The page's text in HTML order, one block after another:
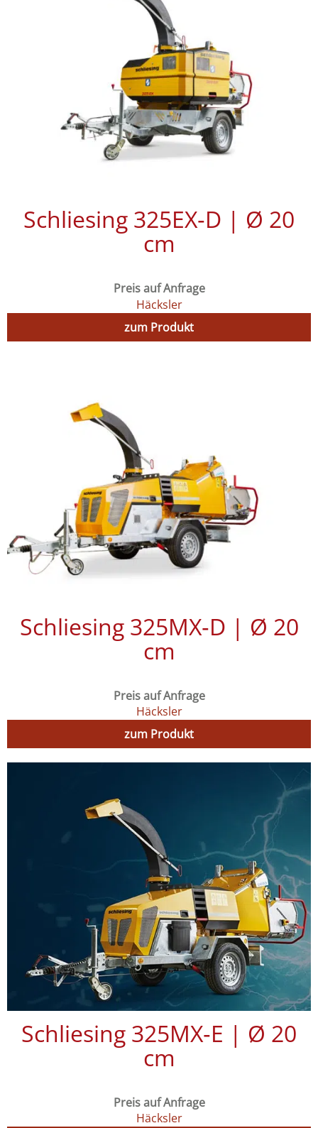
Schliesing 325EX‑D | Ø 20
cm
Preis auf Anfrage
Häcksler
zum Produkt
Schliesing 325MX‑D | Ø 20
cm
Preis auf Anfrage
Häcksler
zum Produkt
Schliesing 325MX‑E | Ø 20
cm
Preis auf Anfrage
Häcksler